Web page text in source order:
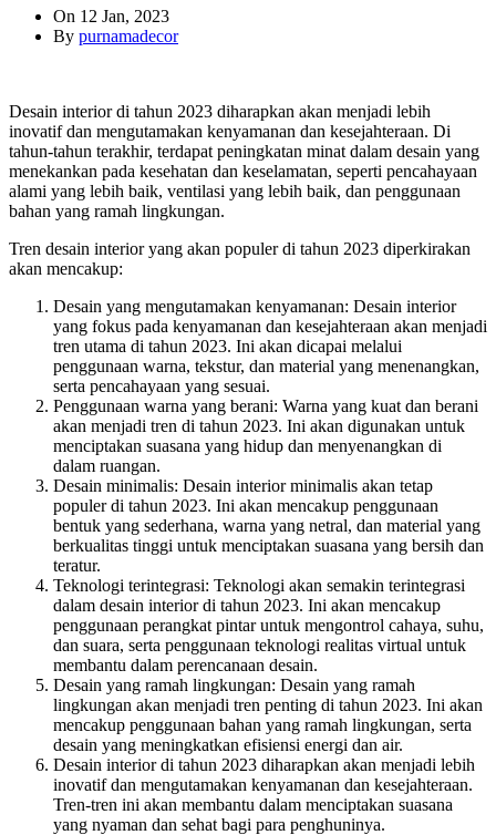
On 12 Jan, 2023
By purnamadecor
Desain interior di tahun 2023 diharapkan akan menjadi lebih
inovatif dan mengutamakan kenyamanan dan kesejahteraan. Di
tahun-tahun terakhir, terdapat peningkatan minat dalam desain yang
menekankan pada kesehatan dan keselamatan, seperti pencahayaan
alami yang lebih baik, ventilasi yang lebih baik, dan penggunaan
bahan yang ramah lingkungan.
Tren desain interior yang akan populer di tahun 2023 diperkirakan
akan mencakup:
Desain yang mengutamakan kenyamanan: Desain interior
yang fokus pada kenyamanan dan kesejahteraan akan menjadi
tren utama di tahun 2023. Ini akan dicapai melalui
penggunaan warna, tekstur, dan material yang menenangkan,
serta pencahayaan yang sesuai.
Penggunaan warna yang berani: Warna yang kuat dan berani
akan menjadi tren di tahun 2023. Ini akan digunakan untuk
menciptakan suasana yang hidup dan menyenangkan di
dalam ruangan.
Desain minimalis: Desain interior minimalis akan tetap
populer di tahun 2023. Ini akan mencakup penggunaan
bentuk yang sederhana, warna yang netral, dan material yang
berkualitas tinggi untuk menciptakan suasana yang bersih dan
teratur.
Teknologi terintegrasi: Teknologi akan semakin terintegrasi
dalam desain interior di tahun 2023. Ini akan mencakup
penggunaan perangkat pintar untuk mengontrol cahaya, suhu,
dan suara, serta penggunaan teknologi realitas virtual untuk
membantu dalam perencanaan desain.
Desain yang ramah lingkungan: Desain yang ramah
lingkungan akan menjadi tren penting di tahun 2023. Ini akan
mencakup penggunaan bahan yang ramah lingkungan, serta
desain yang meningkatkan efisiensi energi dan air.
Desain interior di tahun 2023 diharapkan akan menjadi lebih
inovatif dan mengutamakan kenyamanan dan kesejahteraan.
Tren-tren ini akan membantu dalam menciptakan suasana
yang nyaman dan sehat bagi para penghuninya.